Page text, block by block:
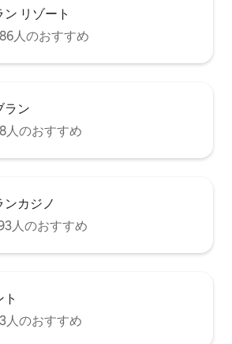
リゾート
人のおすすめ
ラン
人のおすすめ
カジノ
人のおすすめ
人のおすすめ